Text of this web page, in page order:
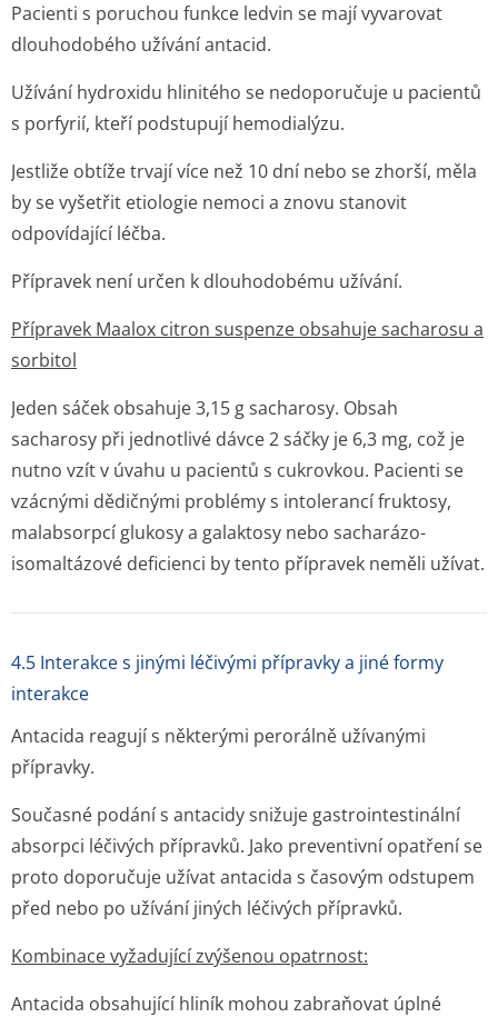
Pacienti s poruchou funkce ledvin se mají vyvarovat
dlouhodobého užívání antacid.
Užívání hydroxidu hlinitého se nedoporučuje u pacientů
s porfyrií, kteří podstupují hemodialýzu.
Jestliže obtíže trvají více než 10 dní nebo se zhorší, měla
by se vyšetřit etiologie nemoci a znovu stanovit
odpovídající léčba.
Přípravek není určen k dlouhodobému užívání.
Přípravek Maalox citron suspenze obsahuje sacharosu a
sorbitol
Jeden sáček obsahuje 3,15 g sacharosy. Obsah
sacharosy při jednotlivé dávce 2 sáčky je 6,3 mg, což je
nutno vzít v úvahu u pacientů s cukrovkou. Pacienti se
vzácnými dědičnými problémy s intolerancí fruktosy,
malabsorpcí glukosy a galaktosy nebo sacharázo-
isomaltázové deficienci by tento přípravek neměli užívat.
4.5 Interakce s jinými léčivými přípravky a jiné formy
interakce
Antacida reagují s některými perorálně užívanými
přípravky.
Současné podání s antacidy snižuje gastrointestinální
absorpci léčivých přípravků. Jako preventivní opatření se
proto doporučuje užívat antacida s časovým odstupem
před nebo po užívání jiných léčivých přípravků.
Kombinace vyžadující zvýšenou opatrnost:
Antacida obsahující hliník mohou zabraňovat úplné